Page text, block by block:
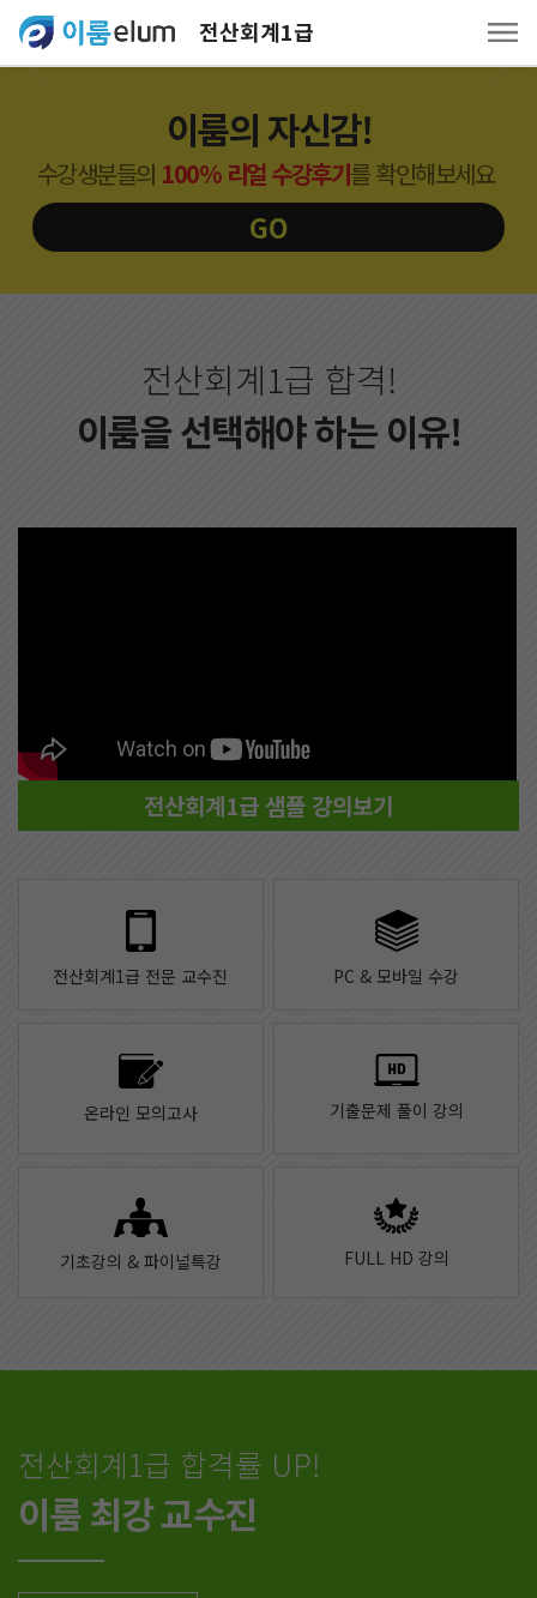
전산회계1급
Next
이룸의 자신감!
수강생분들의 100% 리얼 수강후기를 확인해보세요
GO
전산회계1급 합격!
이룸을 선택해야 하는 이유!
전산회계1급 샘플 강의보기
전산회계1급 전문 교수진
온라인 모의고사
기초강의 & 파이널특강
PC & 모바일 수강
기출문제 풀이 강의
FULL HD 강의
전산회계1급 합격률 UP!
이룸 최강 교수진